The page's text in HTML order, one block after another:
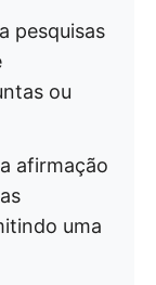
pesquisas
ou
afirmação
uma